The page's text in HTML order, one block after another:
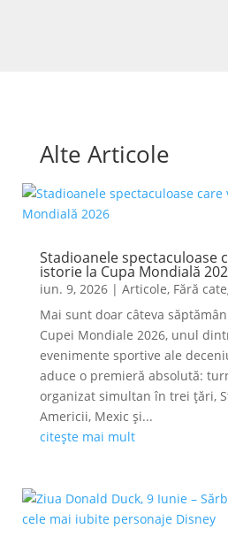
Alte Articole
Stadioanele spectaculoase
istorie la Cupa Mondială
iun. 9, 2026| Articole, Fără
Mai sunt doar câteva
Cupei Mondiale 2026, unul
evenimente sportive ale
aduce o premieră absolută:
organizat simultan în trei țări,
Americii, Mexic și...
citește mai mult